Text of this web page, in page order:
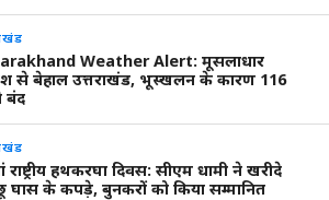
Weather Alert: मूसलाधार
से बेहाल उत्तराखंड, भूस्खलन के कारण 116
बंद
राष्ट्रीय हथकरघा दिवस: सीएम धामी ने खरीदे
घास के कपड़े, बुनकरों को किया सम्मानित